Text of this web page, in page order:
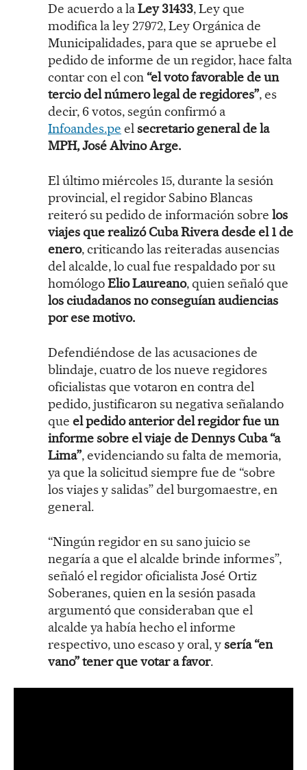
De acuerdo a laLey 31433, Ley que
modifica la ley 27972, Ley Orgánica de
Municipalidades, para que se apruebe el
pedido de informe de un regidor, hace falta
contar con el con“el voto favorable de un
tercio del número legal de regidores”, es
decir, 6 votos, según confirmó a
Infoandes.pe elsecretario general de la
MPH, José Alvino Arge.
El último miércoles 15, durante la sesión
provincial, el regidor Sabino Blancas
reiteró su pedido de información sobre los
viajes que realizó Cuba Rivera desde el 1 de
enero, criticando las reiteradas ausencias
del alcalde, lo cual fue respaldado por su
homólogoElio Laureano, quien señaló que
los ciudadanos no conseguían audiencias
por ese motivo.
Defendiéndose de las acusaciones de
blindaje, cuatro de los nueve regidores
oficialistas que votaron en contra del
pedido, justificaron su negativa señalando
que el pedido anterior del regidor fue un
informe sobre el viaje de Dennys Cuba “a
Lima”, evidenciando su falta de memoria,
ya que la solicitud siempre fue de “sobre
los viajes y salidas” del burgomaestre, en
general.
“Ningún regidor en su sano juicio se
negaría a que el alcalde brinde informes”,
señaló el regidor oficialista José Ortiz
Soberanes, quien en la sesión pasada
argumentó que consideraban que el
alcalde ya había hecho el informe
respectivo, uno escaso y oral, ysería “en
vano” tener que votar a favor.